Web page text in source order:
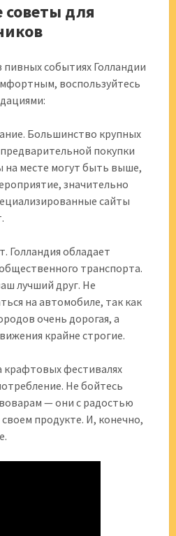
советы для
событиях Голландии
воспользуйтесь
Большинство крупных
покупки
на месте могут быть выше,
значительно
сайты
Голландия обладает
транспорта.
лучший друг. Не
на автомобиле, так как
очень дорогая, а
крайне строгие.
крафтовых фестивалях
Не бойтесь
— они с радостью
продукте. И, конечно,